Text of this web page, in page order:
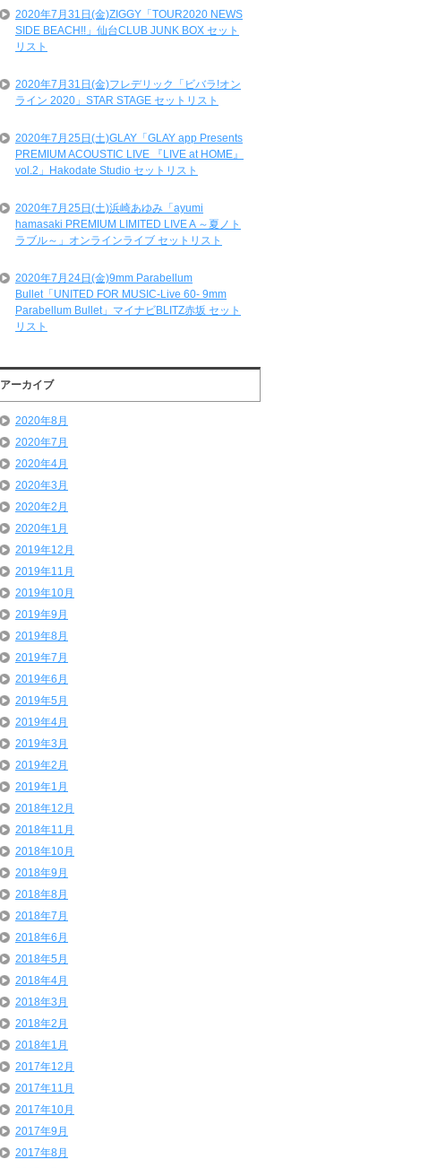
2020年7月31日(金)ZIGGY「TOUR2020 NEWS
SIDE BEACH!!」仙台CLUB JUNK BOX セット
リスト
2020年7月31日(金)フレデリック「ビバラ!オン
ライン 2020」STAR STAGE セットリスト
2020年7月25日(土)GLAY「GLAY app Presents
PREMIUM ACOUSTIC LIVE 『LIVE at HOME』
vol.2」Hakodate Studio セットリスト
2020年7月25日(土)浜崎あゆみ「ayumi
hamasaki PREMIUM LIMITED LIVE A ～夏ノト
ラブル～」オンラインライブ セットリスト
2020年7月24日(金)9mm Parabellum
Bullet「UNITED FOR MUSIC-Live 60- 9mm
Parabellum Bullet」マイナビBLITZ赤坂 セット
リスト
アーカイブ
2020年8月
2020年7月
2020年4月
2020年3月
2020年2月
2020年1月
2019年12月
2019年11月
2019年10月
2019年9月
2019年8月
2019年7月
2019年6月
2019年5月
2019年4月
2019年3月
2019年2月
2019年1月
2018年12月
2018年11月
2018年10月
2018年9月
2018年8月
2018年7月
2018年6月
2018年5月
2018年4月
2018年3月
2018年2月
2018年1月
2017年12月
2017年11月
2017年10月
2017年9月
2017年8月